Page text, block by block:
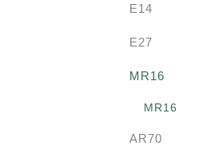
E14
E27
MR16
MR16
AR70